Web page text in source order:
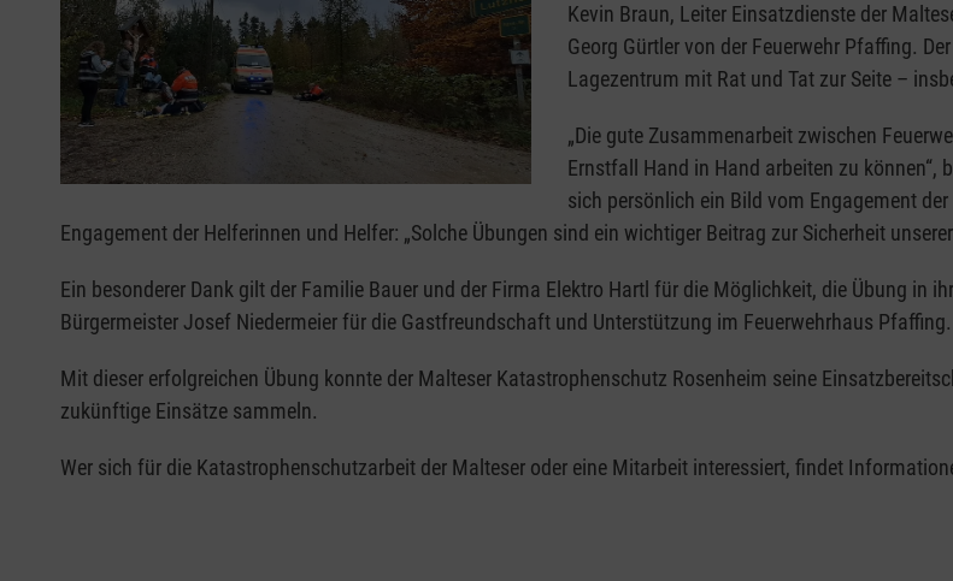
Kevin Braun, Leiter Einsatzdienste der
Georg Gürtler von der Feuerwehr Pfaffing.
Lagezentrum mit Rat und Tat zur Seite –
„Die gute Zusammenarbeit zwischen
Ernstfall Hand in Hand arbeiten zu
sich persönlich ein Bild vom Engagement
Engagement der Helferinnen und Helfer: „Solche Übungen sind ein wichtiger Beitrag zur Sicherheit
Ein besonderer Dank gilt der Familie Bauer und der Firma Elektro Hartl für die Möglichkeit, die Übung in
Bürgermeister Josef Niedermeier für die Gastfreundschaft und Unterstützung im Feuerwehrhaus Pfaffing.
Mit dieser erfolgreichen Übung konnte der Malteser Katastrophenschutz Rosenheim seine
zukünftige Einsätze sammeln.
Wer sich für die Katastrophenschutzarbeit der Malteser oder eine Mitarbeit interessiert, findet